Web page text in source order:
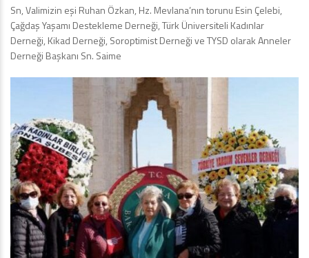
Sn, Valimizin eşi Ruhan Özkan, Hz. Mevlana’nın torunu Esin Çelebi,
Çağdaş Yaşamı Destekleme Derneği, Türk Üniversiteli Kadınlar
Derneği, Kikad Derneği, Soroptimist Derneği ve TYSD olarak Anneler
Derneği Başkanı Sn. Saime